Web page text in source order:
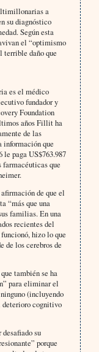
a
su diagnóstico
Según esta
el “optimismo
terrible daño que
es el médico
fundador y
Foundation
años Fillit ha
de las
información que
le paga US$763.987
farmacéuticas que
de que el
“más que una
familias. En una
recientes del
hizo lo que
de los cerebros de
también se ha
para eliminar el
(incluyendo
deterioro cognitivo
su
porque